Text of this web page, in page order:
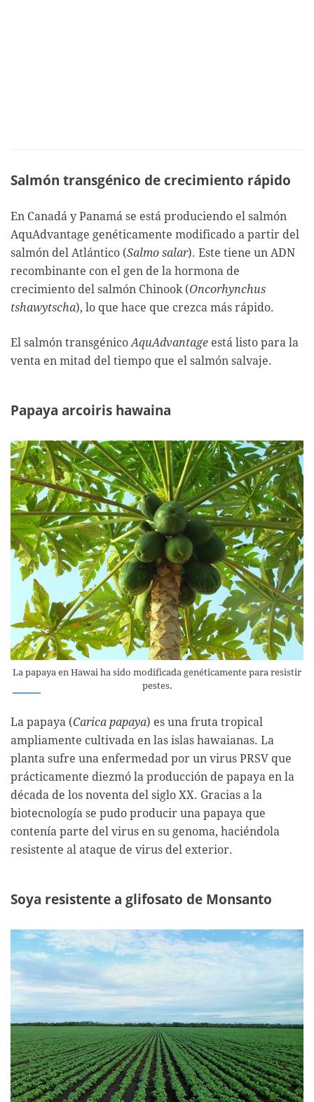
Salmón transgénico de crecimiento rápido
En Canadá y Panamá se está produciendo el salmón
AquAdvantage genéticamente modificado a partir del
salmón del Atlántico (Salmo salar). Este tiene un ADN
recombinante con el gen de la hormona de
crecimiento del salmón Chinook (Oncorhynchus
tshawytscha), lo que hace que crezca más rápido.
El salmón transgénicoAquAdvantage está listo para la
venta en mitad del tiempo que el salmón salvaje.
Papaya arcoiris hawaina
La papaya en Hawai ha sido modificada genéticamente para resistir
pestes.
La papaya (Carica papaya) es una fruta tropical
ampliamente cultivada en las islas hawaianas. La
planta sufre una enfermedad por un virus PRSV que
prácticamente diezmó la producción de papaya en la
década de los noventa del siglo XX. Gracias a la
biotecnología se pudo producir una papaya que
contenía parte del virus en su genoma, haciéndola
resistente al ataque de virus del exterior.
Soya resistente a glifosato de Monsanto